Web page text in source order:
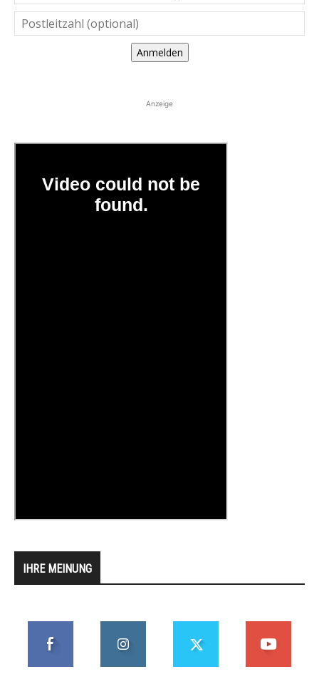
Anmelden
Anzeige
IHRE MEINUNG